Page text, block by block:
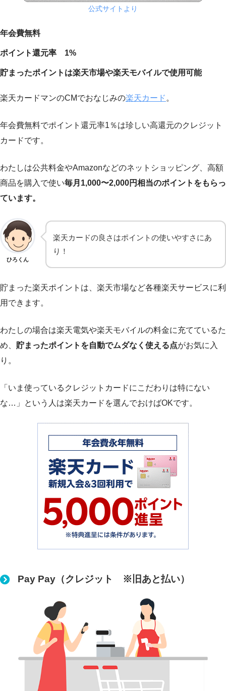
公式サイトより
年会費無料
ポイント還元率 1%
貯まったポイントは楽天市場や楽天モバイルで使用可能
楽天カードマンのCMでおなじみの楽天カード 。
年会費無料でポイント還元率1％は珍しい高還元のクレジット
カードです。
わたしは公共料金やAmazonなどのネットショッピング、高額
商品を購入で使い毎月1,000〜2,000円相当のポイントをもらっ
ています。
ひろくん
楽天カードの良さはポイントの使いやすさにあ
り！
貯まった楽天ポイントは、楽天市場など各種楽天サービスに利
用できます。
わたしの場合は楽天電気や楽天モバイルの料金に充てているた
め、 貯まったポイントを自動でムダなく使える点がお気に入
り。
「いま使っているクレジットカードにこだわりは特にない
な…」という人は楽天カードを選んでおけばOKです。
Pay Pay（クレジット ※旧あと払い）